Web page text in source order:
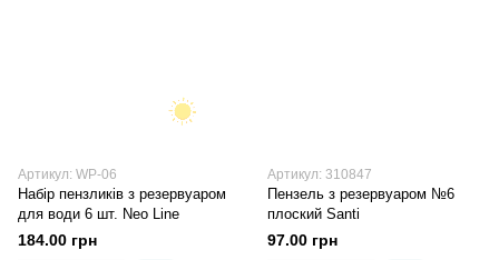
Артикул: WP-06
Набір пензликів з резервуаром
для води 6 шт. Neo Line
184.00 грн
Артикул: 310847
Пензель з резервуаром №6
плоский Santi
97.00 грн